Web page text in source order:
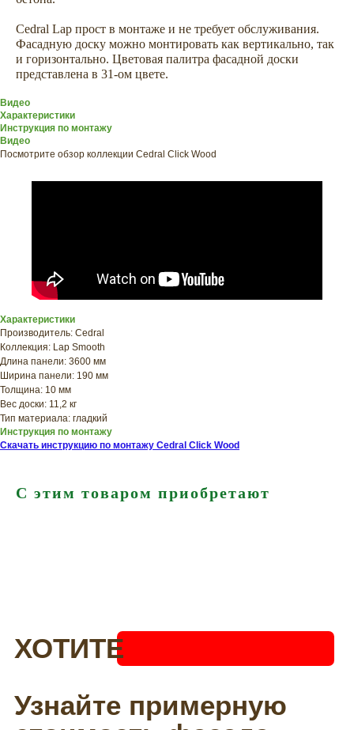
Cedral Lap прост в монтаже и не требует обслуживания.
Фасадную доску можно монтировать как вертикально, так
и горизонтально. Цветовая палитра фасадной доски
представлена в 31-ом цвете.
Видео
Характеристики
Инструкция по монтажу
Видео
Посмотрите обзор коллекции Cedral Click Wood
Характеристики
Производитель: Cedral
Коллекция: Lap Smooth
Длина панели: 3600 мм
Ширина панели: 190 мм
Толщина: 10 мм
Вес доски: 11,2 кг
Тип материала: гладкий
Инструкция по монтажу
Скачать инструкцию по монтажу Cedral Click Wood
С этим товаром приобретают
ХОТИТЕ
Узнайте примерную
стоимость фасада
прямо сейчас